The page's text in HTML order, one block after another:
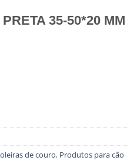
35-50*20 MM
PRETA 35-50*20 MM
de couro, Produtos para cão